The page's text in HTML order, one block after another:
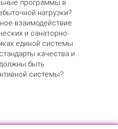
программы в
нагрузки?
взаимодействие
и санаторно-
единой системы
качества и
быть
системы?